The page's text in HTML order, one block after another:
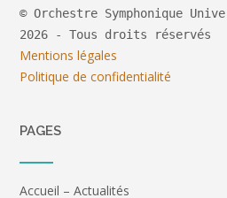
© Orchestre Symphonique
2026 - Tous droits réservés
Mentions légales
Politique de confidentialité
PAGES
Accueil – Actualités